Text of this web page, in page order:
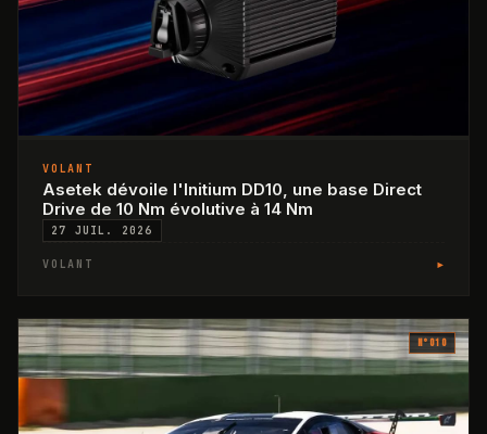
VOLANT
Asetek dévoile l'Initium DD10, une base Direct
Drive de 10 Nm évolutive à 14 Nm
27 JUIL. 2026
VOLANT ▸
N° 010